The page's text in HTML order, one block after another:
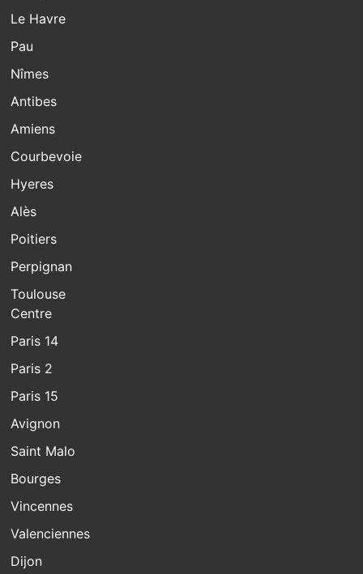
Le Havre
Pau
Nîmes
Antibes
Amiens
Courbevoie
Hyeres
Alès
Poitiers
Perpignan
Toulouse
Centre
Paris 14
Paris 2
Paris 15
Avignon
Saint Malo
Bourges
Vincennes
Valenciennes
Dijon